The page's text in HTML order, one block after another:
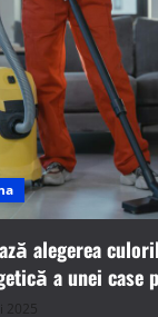
alegerea
a unei case
2025